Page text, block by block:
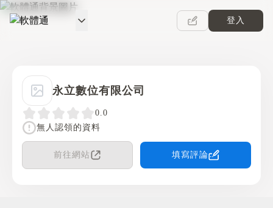
軟體通
登入
永立數位有限公司
0.0
無人認領的資料
前往網站 填寫評論